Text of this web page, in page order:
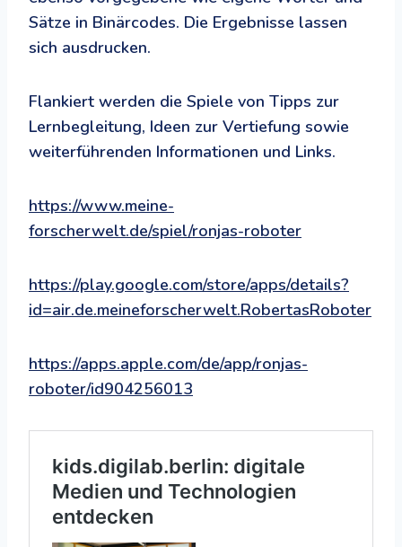
Sätze in Binärcodes. Die Ergebnisse lassen
sich ausdrucken.
Flankiert werden die Spiele von Tipps zur
Lernbegleitung, Ideen zur Vertiefung sowie
weiterführenden Informationen und Links.
https://www.meine-
forscherwelt.de/spiel/ronjas-roboter
https://play.google.com/store/apps/details?
id=air.de.meineforscherwelt.RobertasRoboter
https://apps.apple.com/de/app/ronjas-
roboter/id904256013